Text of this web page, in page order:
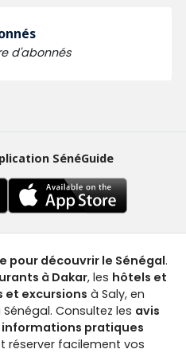
d'abonnés
SénéGuide
pour découvrir le Sénégal.
à Dakar, les hôtels et
et excursions à Saly, en
Consultez les avis
pratiques
réserver facilement vos